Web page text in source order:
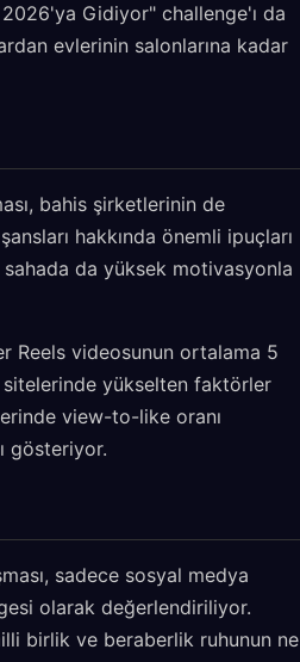
Gidiyor" challenge'ı da
evlerinin salonlarına kadar
bahis şirketlerinin de
hakkında önemli ipuçları
da yüksek motivasyonla
Reels videosunun ortalama 5
sitelerinde yükselten faktörler
view-to-like oranı
gösteriyor.
sadece sosyal medya
olarak değerlendiriliyor.
birlik ve beraberlik ruhunun ne